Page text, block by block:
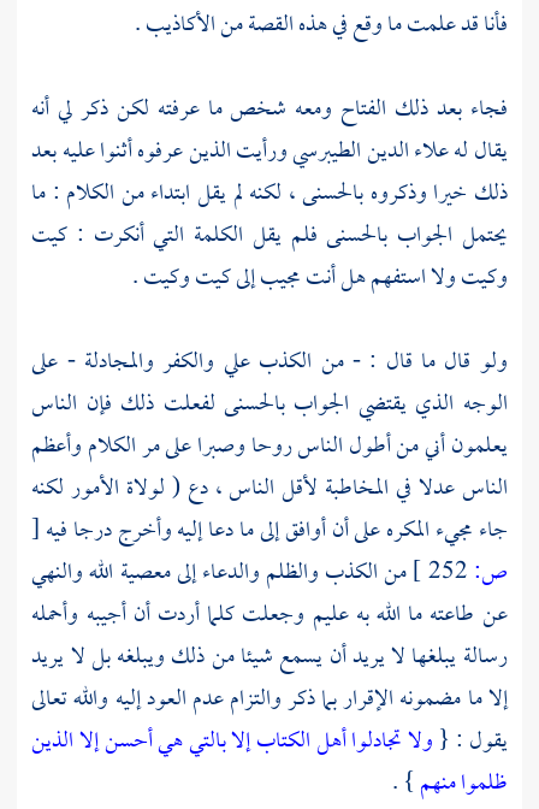
فأنا قد علمت ما وقع في هذه القصة من الأكاذيب .
فجاء بعد ذلك الفتاح ومعه شخص ما عرفته لكن ذكر لي أنه
يقال لهعلاء الدين الطيبرسيورأيت الذين عرفوه أثنوا عليه بعد
ذلك خيرا وذكروه بالحسنى ، لكنه لم يقل ابتداء من الكلام : ما
يحتمل الجواب بالحسنى فلم يقل الكلمة التي أنكرت : كيت
وكيت ولا استفهم هل أنت مجيب إلى كيت وكيت .
ولو قال ما قال : - من الكذب علي والكفر والمجادلة - على
الوجه الذي يقتضي الجواب بالحسنى لفعلت ذلك فإن الناس
يعلمون أني من أطول الناس روحا وصبرا على مر الكلام وأعظم
الناس عدلا في المخاطبة لأقل الناس ، دع ( لولاة الأمور لكنه
جاء مجيء المكره على أن أوافق إلى ما دعا إليه وأخرج درجا فيه[
ص:
من الكذب والظلم والدعاء إلى معصية الله والنهي
عن طاعته ما الله به عليم وجعلت كلما أردت أن أجيبه وأحمله
رسالة يبلغها لا يريد أن يسمع شيئا من ذلك ويبلغه بل لا يريد
إلا ما مضمونه الإقرار بما ذكر والتزام عدم العود إليه والله تعالى
يقول : {ولا تجادلوا أهل الكتاب إلا بالتي هي أحسن إلا الذين
ظلموا منهم} .